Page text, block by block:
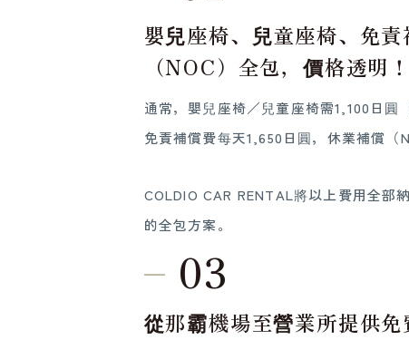
嬰兒座椅、兒童座椅、免
（NOC）全包，價格透明！
通常，嬰兒座椅／兒童座椅需1,100日圓
免責補償費每天1,650日圓，休業補償（
COLDIO CAR RENTAL將以上費用全部
的全包方案。
03
從那霸機場至營業所提供免